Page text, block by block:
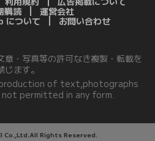
購読
運営会社
ついて
お問い合わせ
章・写真等の許可なき複製・転載を
じます。
of text,photographs
permitted in any form.
Rights Reserved.